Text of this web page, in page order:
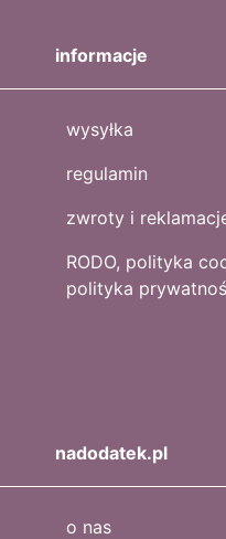
informacje
wysyłka
regulamin
zwroty i
RODO, polityka
polityka
nadodatek.pl
o nas